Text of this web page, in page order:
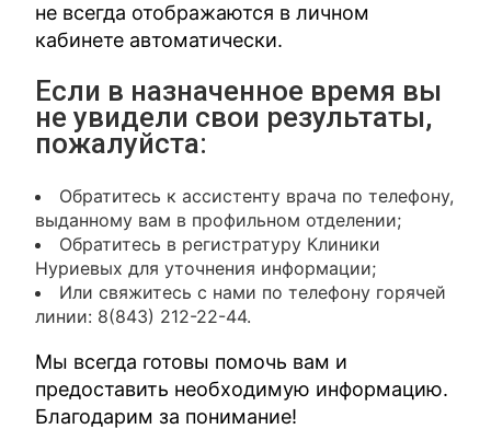
не всегда отображаются в личном
кабинете автоматически.
Если в назначенное время вы
не увидели свои результаты,
пожалуйста:
Обратитесь к ассистенту врача по телефону,
выданному вам в профильном отделении;
Обратитесь в регистратуру Клиники
Нуриевых для уточнения информации;
Или свяжитесь с нами по телефону горячей
линии: 8(843) 212-22-44.
Мы всегда готовы помочь вам и
предоставить необходимую информацию.
Благодарим за понимание!